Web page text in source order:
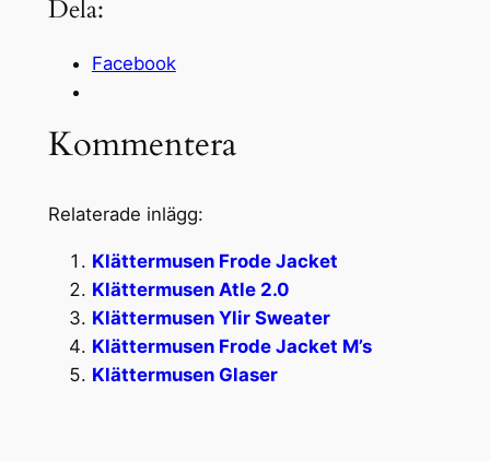
Dela:
Facebook
Kommentera
Relaterade inlägg:
Klättermusen Frode Jacket
Klättermusen Atle 2.0
Klättermusen Ylir Sweater
Klättermusen Frode Jacket M’s
Klättermusen Glaser